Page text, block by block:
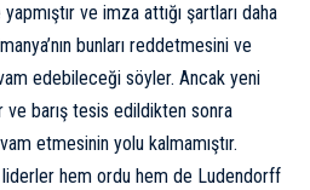
ve imza attığı şartları daha
bunları reddetmesini ve
edebileceği söyler. Ancak yeni
barış tesis edildikten sonra
etmesinin yolu kalmamıştır.
hem ordu hem de Ludendorff